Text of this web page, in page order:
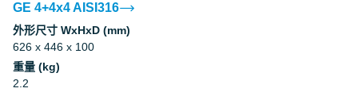
GE 4+4x4 AISI316
外形尺寸 WxHxD (mm)
626 x 446 x 100
重量 (kg)
2.2